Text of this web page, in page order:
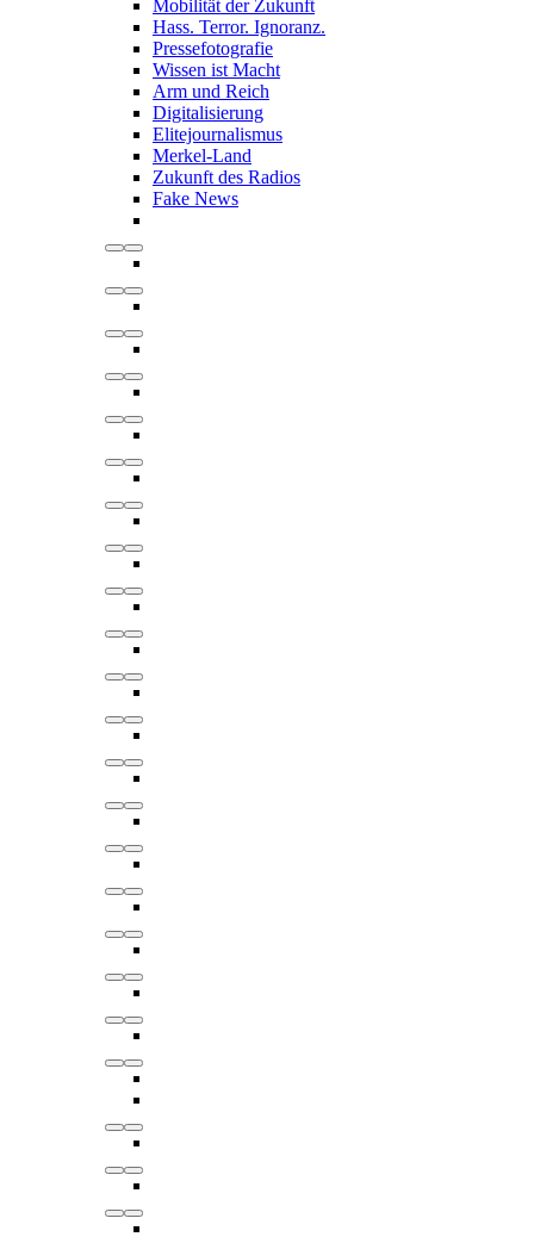
Mobilität der Zukunft
Hass. Terror. Ignoranz.
Pressefotografie
Wissen ist Macht
Arm und Reich
Digitalisierung
Elitejournalismus
Merkel-Land
Zukunft des Radios
Fake News